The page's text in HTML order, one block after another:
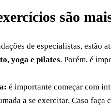
são
de especialistas, estão
yoga e pilates. Porém, é
é importante começar com
a se exercitar. Caso